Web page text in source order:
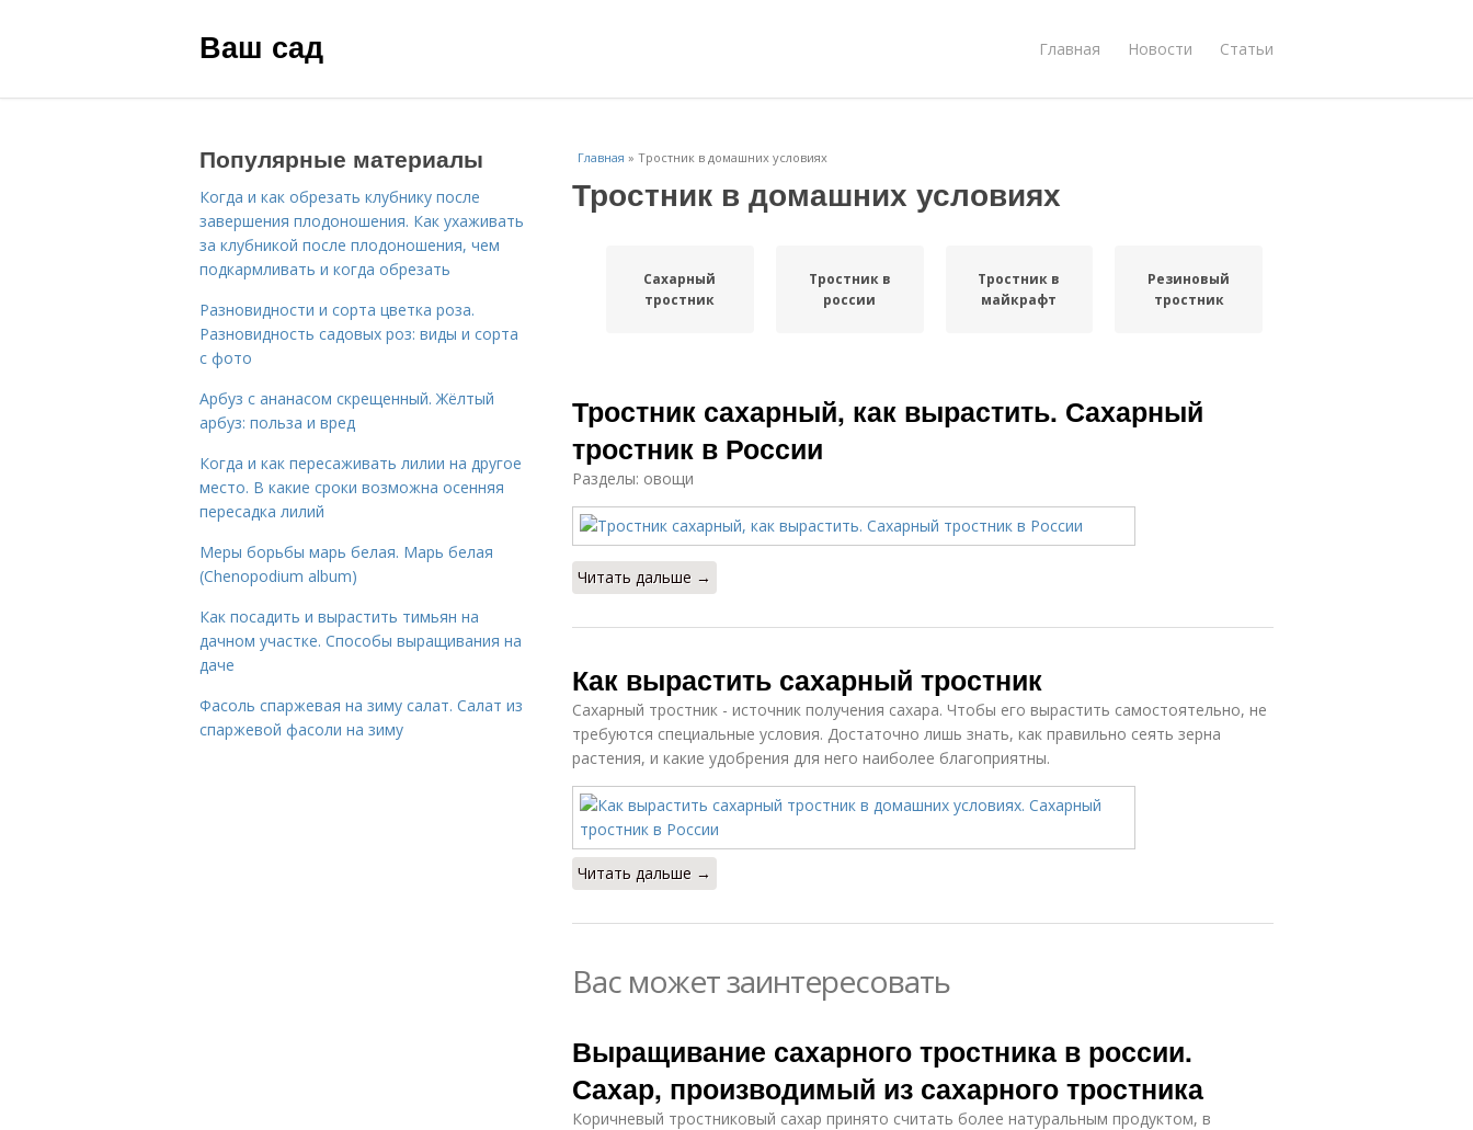
Ваш сад Главная Новости Статьи
Главная » Тростник в домашних условиях
Тростник в домашних условиях
Сахарный
тростник
Тростник в
россии
Тростник в
майкрафт
Резиновый
тростник
Тростник сахарный, как вырастить. Сахарный
тростник в России
Разделы: овощи
Читать дальше →
Как вырастить сахарный тростник
Сахарный тростник - источник получения сахара. Чтобы его вырастить самостоятельно, не
требуются специальные условия. Достаточно лишь знать, как правильно сеять зерна
растения, и какие удобрения для него наиболее благоприятны.
Читать дальше →
Вас может заинтересовать
Выращивание сахарного тростника в россии.
Сахар, производимый из сахарного тростника
Коричневый тростниковый сахар принято считать более натуральным продуктом, в
Популярные материалы
Когда и как обрезать клубнику после
завершения плодоношения. Как ухаживать
за клубникой после плодоношения, чем
подкармливать и когда обрезать
Разновидности и сорта цветка роза.
Разновидность садовых роз: виды и сорта
с фото
Арбуз с ананасом скрещенный. Жёлтый
арбуз: польза и вред
Когда и как пересаживать лилии на другое
место. В какие сроки возможна осенняя
пересадка лилий
Меры борьбы марь белая. Марь белая
(Chenopodium album)
Как посадить и вырастить тимьян на
дачном участке. Способы выращивания на
даче
Фасоль спаржевая на зиму салат. Салат из
спаржевой фасоли на зиму